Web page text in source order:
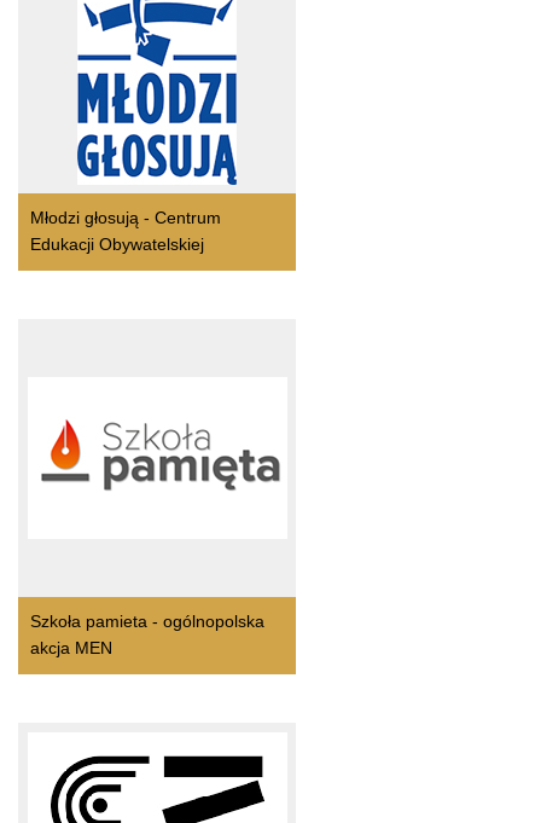
Młodzi głosują - Centrum
Edukacji Obywatelskiej
Szkoła pamieta - ogólnopolska
akcja MEN